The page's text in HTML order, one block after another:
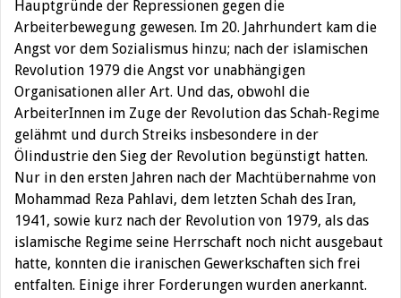
Hauptgründe der Repressionen gegen die
Arbeiterbewegung gewesen. Im 20. Jahrhundert kam die
Angst vor dem Sozialismus hinzu; nach der islamischen
Revolution 1979 die Angst vor unabhängigen
Organisationen aller Art. Und das, obwohl die
ArbeiterInnen im Zuge der Revolution das Schah-Regime
gelähmt und durch Streiks insbesondere in der
Ölindustrie den Sieg der Revolution begünstigt hatten.
Nur in den ersten Jahren nach der Machtübernahme von
Mohammad Reza Pahlavi, dem letzten Schah des Iran,
1941, sowie kurz nach der Revolution von 1979, als das
islamische Regime seine Herrschaft noch nicht ausgebaut
hatte, konnten die iranischen Gewerkschaften sich frei
entfalten. Einige ihrer Forderungen wurden anerkannt.